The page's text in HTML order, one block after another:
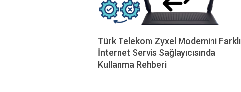
Türk Telekom Zyxel Modemini Farklı
İnternet Servis Sağlayıcısında
Kullanma Rehberi